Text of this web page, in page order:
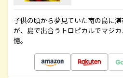
子供の頃から夢見ていた南の島に
が、島で出合うトロピカルでマジ
憶。